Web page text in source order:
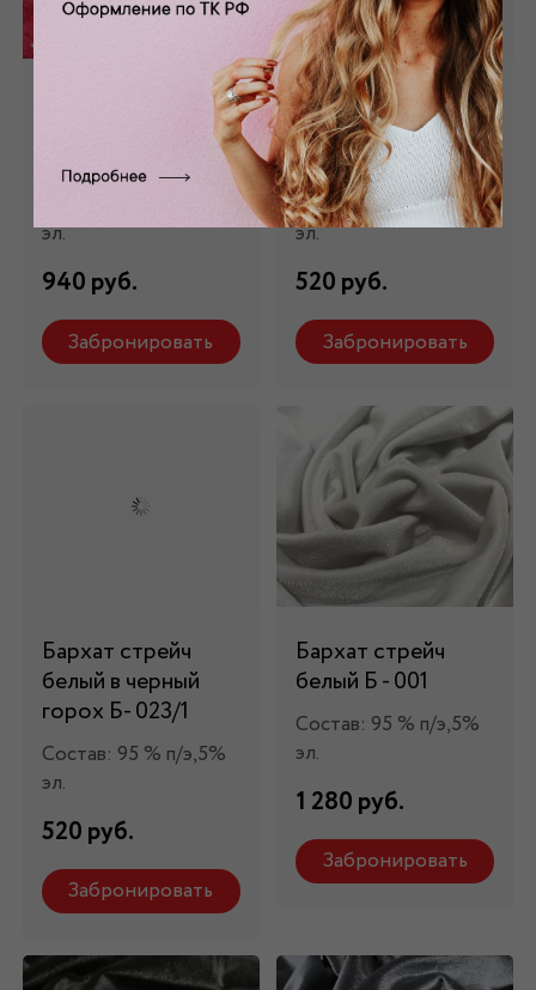
розовый Б- 123/2
эл.
940 руб.
Забронировать
Бархат стрейч
белый в черный
горох Б- 023
Состав: 95 % п/э,5%
эл.
520 руб.
Забронировать
Бархат стрейч
белый в черный
горох Б- 023/1
Состав: 95 % п/э,5%
эл.
520 руб.
Забронировать
Бархат стрейч
белый Б - 001
Состав: 95 % п/э,5%
эл.
1 280 руб.
Забронировать